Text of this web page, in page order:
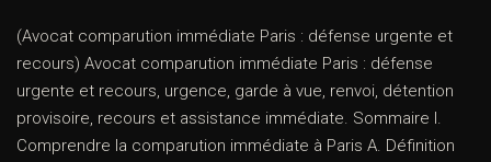
(Avocat comparution immédiate Paris : défense urgente et
recours) Avocat comparution immédiate Paris : défense
urgente et recours, urgence, garde à vue, renvoi, détention
provisoire, recours et assistance immédiate. Sommaire I.
Comprendre la comparution immédiate à Paris A. Définition